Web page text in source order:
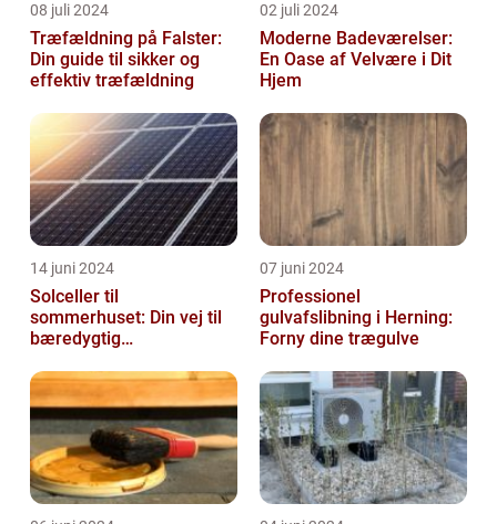
08 juli 2024
Træfældning på Falster:
Din guide til sikker og
effektiv træfældning
02 juli 2024
Moderne Badeværelser:
En Oase af Velvære i Dit
Hjem
14 juni 2024
Solceller til
sommerhuset: Din vej til
bæredygtig
07 juni 2024
Professionel
gulvafslibning i Herning:
Forny dine trægulve